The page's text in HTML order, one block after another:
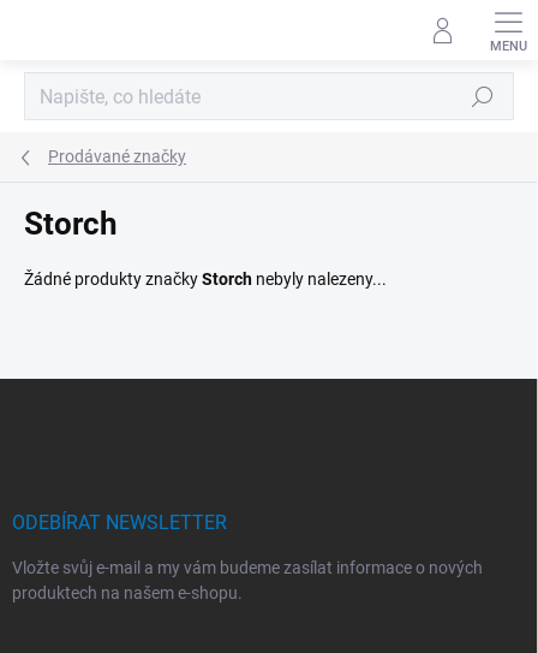
Hledat
Prodávané značky
Storch
Žádné produkty značkyStorch nebyly nalezeny...
ODEBÍRAT NEWSLETTER
Vložte svůj e-mail a my vám budeme zasílat informace o nových
produktech na našem e-shopu.